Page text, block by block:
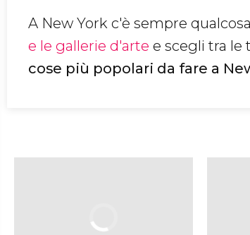
A New York c'è sempre
e le gallerie d'arte e scegli tra le
cose più popolari da fare a